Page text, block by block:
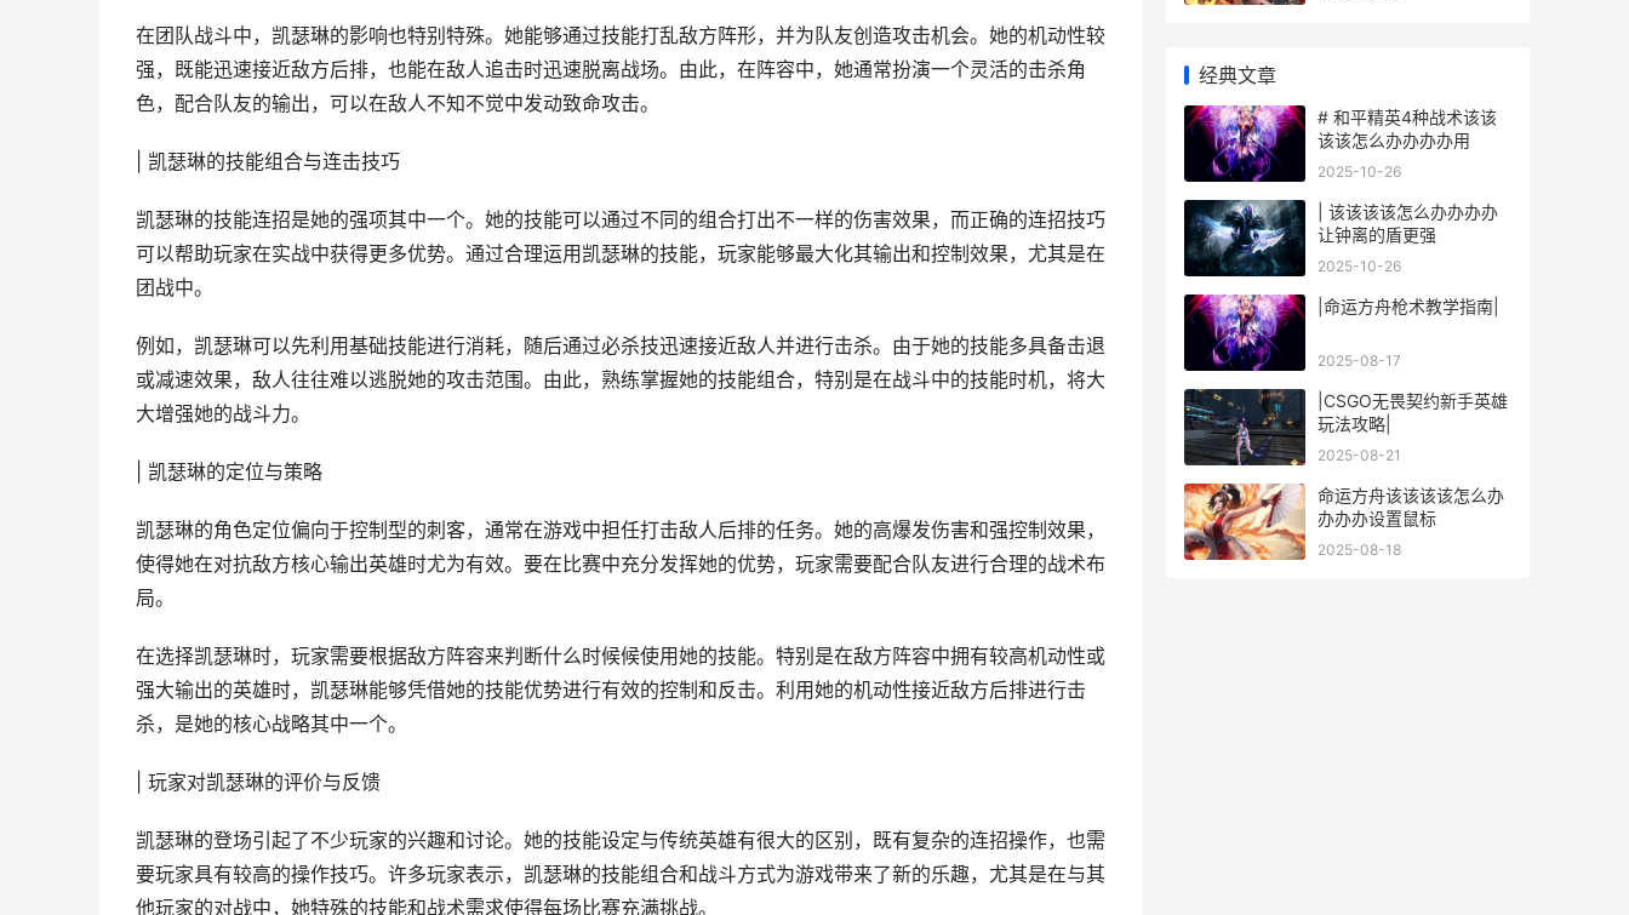
在团队战斗中，凯瑟琳的影响也特别特殊。她能够通过技能打乱敌方阵形，并为队友创造攻击机会。她的机动性较
强，既能迅速接近敌方后排，也能在敌人追击时迅速脱离战场。由此，在阵容中，她通常扮演一个灵活的击杀角
色，配合队友的输出，可以在敌人不知不觉中发动致命攻击。
| 凯瑟琳的技能组合与连击技巧
凯瑟琳的技能连招是她的强项其中一个。她的技能可以通过不同的组合打出不一样的伤害效果，而正确的连招技巧
可以帮助玩家在实战中获得更多优势。通过合理运用凯瑟琳的技能，玩家能够最大化其输出和控制效果，尤其是在
团战中。
例如，凯瑟琳可以先利用基础技能进行消耗，随后通过必杀技迅速接近敌人并进行击杀。由于她的技能多具备击退
或减速效果，敌人往往难以逃脱她的攻击范围。由此，熟练掌握她的技能组合，特别是在战斗中的技能时机，将大
大增强她的战斗力。
| 凯瑟琳的定位与策略
凯瑟琳的角色定位偏向于控制型的刺客，通常在游戏中担任打击敌人后排的任务。她的高爆发伤害和强控制效果，
使得她在对抗敌方核心输出英雄时尤为有效。要在比赛中充分发挥她的优势，玩家需要配合队友进行合理的战术布
局。
在选择凯瑟琳时，玩家需要根据敌方阵容来判断什么时候候使用她的技能。特别是在敌方阵容中拥有较高机动性或
强大输出的英雄时，凯瑟琳能够凭借她的技能优势进行有效的控制和反击。利用她的机动性接近敌方后排进行击
杀，是她的核心战略其中一个。
| 玩家对凯瑟琳的评价与反馈
凯瑟琳的登场引起了不少玩家的兴趣和讨论。她的技能设定与传统英雄有很大的区别，既有复杂的连招操作，也需
要玩家具有较高的操作技巧。许多玩家表示，凯瑟琳的技能组合和战斗方式为游戏带来了新的乐趣，尤其是在与其
他玩家的对战中，她特殊的技能和战术需求使得每场比赛充满挑战。
经典文章
# 和平精英4种战术该该
该该怎么办办办办用
2025-10-26
| 该该该该怎么办办办办
让钟离的盾更强
2025-10-26
|命运方舟枪术教学指南|
2025-08-17
|CSGO无畏契约新手英雄
玩法攻略|
2025-08-21
命运方舟该该该该怎么办
办办办设置鼠标
2025-08-18